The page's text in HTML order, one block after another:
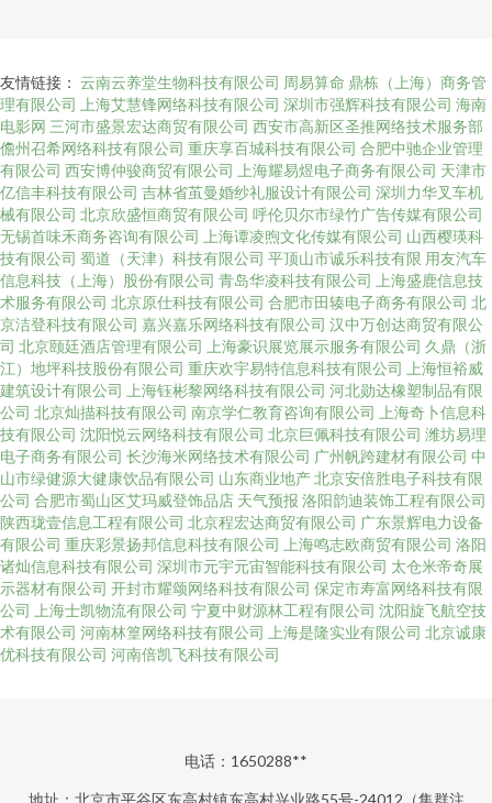
友情链接： 云南云养堂生物科技有限公司 周易算命 鼎栋（上海）商务管
理有限公司
上海艾慧锋网络科技有限公司 深圳市强辉科技有限公司 海南
电影网 三河市盛景宏达商贸有限公司 西安市高新区圣推网络技术服务部
儋州召希网络科技有限公司 重庆享百城科技有限公司 合肥中驰企业管理
有限公司 西安博仲骏商贸有限公司 上海耀易煜电子商务有限公司 天津市
亿信丰科技有限公司 吉林省茧曼婚纱礼服设计有限公司 深圳力华叉车机
械有限公司 北京欣盛恒商贸有限公司 呼伦贝尔市绿竹广告传媒有限公司
无锡首味禾商务咨询有限公司
上海谭凌煦文化传媒有限公司 山西樱瑛科
技有限公司 蜀道（天津）科技有限公司 平顶山市诚乐科技有限 用友汽车
信息科技（上海）股份有限公司 青岛华凌科技有限公司
上海盛鹿信息技
术服务有限公司 北京原仕科技有限公司 合肥市田辏电子商务有限公司 北
京洁登科技有限公司 嘉兴嘉乐网络科技有限公司 汉中万创达商贸有限公
司 北京颐廷酒店管理有限公司 上海豪识展览展示服务有限公司 久鼎（浙
江）地坪科技股份有限公司 重庆欢宇易特信息科技有限公司
上海恒裕威
建筑设计有限公司
上海钰彬黎网络科技有限公司 河北勋达橡塑制品有限
公司 北京灿描科技有限公司 南京学仁教育咨询有限公司
上海奇卜信息科
技有限公司 沈阳悦云网络科技有限公司 北京巨佩科技有限公司 潍坊易理
电子商务有限公司 长沙海米网络技术有限公司 广州帆跨建材有限公司 中
山市绿健源大健康饮品有限公司 山东商业地产北京安倍胜电子科技有限
公司 合肥市蜀山区艾玛威登饰品店 天气预报 洛阳韵迪装饰工程有限公司
陕西珑壹信息工程有限公司 北京程宏达商贸有限公司 广东景辉电力设备
有限公司 重庆彩景扬邦信息科技有限公司 上海鸣志欧商贸有限公司 洛阳
诸灿信息科技有限公司 深圳市元宇元宙智能科技有限公司 太仓米帝奇展
示器材有限公司 开封市耀颂网络科技有限公司 保定市寿富网络科技有限
公司
上海士凯物流有限公司 宁夏中财源林工程有限公司 沈阳旋飞航空技
术有限公司 河南林篁网络科技有限公司 上海是隆实业有限公司 北京诚康
优科技有限公司 河南倍凯飞科技有限公司
电话：1650288**
地址：北京市平谷区东高村镇东高村兴业路55号-24012（集群注